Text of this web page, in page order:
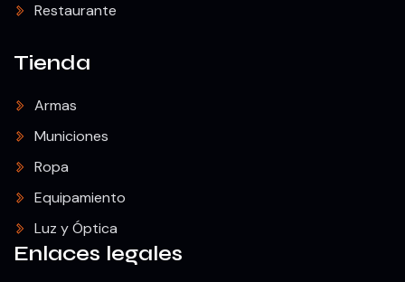
Restaurante
Tienda
Armas
Municiones
Ropa
Equipamiento
Luz y Óptica
Enlaces legales